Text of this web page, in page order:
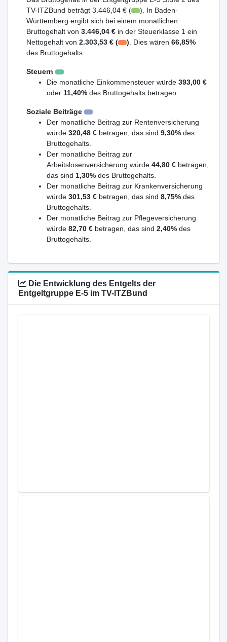
TV-ITZBund beträgt 3.446,04 € (
). In Baden-
Württemberg ergibt sich bei einem monatlichen
Bruttogehalt von 3.446,04 € in der Steuerklasse 1 ein
Nettogehalt von 2.303,53 € ( ) . Dies wären66,85%
des Bruttogehalts.
Steuern
Die monatliche Einkommensteuer würde 393,00 €
oder 11,40% des Bruttogehalts betragen.
Soziale Beiträge
Der monatliche Beitrag zur Rentenversicherung
würde 320,48 € betragen, das sind 9,30% des
Bruttogehalts.
Der monatliche Beitrag zur
Arbeitslosenversicherung würde 44,80 € betragen,
das sind 1,30% des Bruttogehalts.
Der monatliche Beitrag zur Krankenversicherung
würde 301,53 € betragen, das sind 8,75% des
Bruttogehalts.
Der monatliche Beitrag zur Pflegeversicherung
würde 82,70 € betragen, das sind 2,40% des
Bruttogehalts.
Die Entwicklung des Entgelts der
Entgeltgruppe E-5 im TV-ITZBund